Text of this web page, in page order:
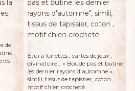
de
Étui à lunettes , cartes de jeux ,
divinatoire , » Boude pas et butine
les dernier rayons d’automne »,
simili, tissus de tapissier, coton ,
motif chien crocheté